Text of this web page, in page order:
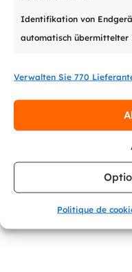
Identifikation von
automatisch übermittelter
Verwalten Sie 770
Politique de